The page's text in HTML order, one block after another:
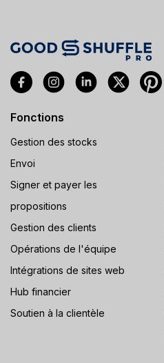
Fonctions
Gestion des stocks
Envoi
Signer et payer les
propositions
Gestion des clients
Opérations de l'équipe
Intégrations de sites web
Hub financier
Soutien à la clientèle